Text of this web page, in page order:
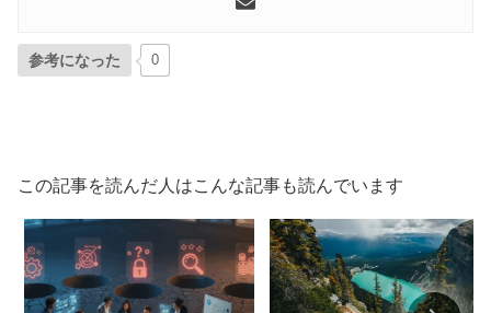
参考になった 0
この記事を読んだ人はこんな記事も読んでいます